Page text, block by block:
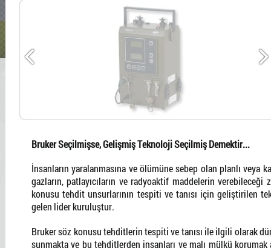
Bruker Seçilmişse, Gelişmiş Teknoloji Seçilmiş Demektir...
İnsanların yaralanmasına ve ölümüne sebep olan planlı
gazların, patlayıcıların ve radyoaktif maddelerin
konusu tehdit unsurlarının tespiti ve tanısı için geliştirilen
gelen lider kuruluştur.
Bruker söz konusu tehditlerin tespiti ve tanısı ile ilgili olarak
sunmakta ve bu tehditlerden insanları ve malı mülkü